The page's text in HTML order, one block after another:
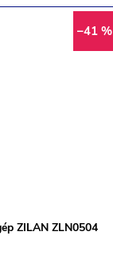
–41 %
ZILAN ZLN0504